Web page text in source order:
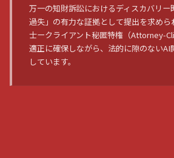
万一の知財訴訟におけるディスカバリ
過失」の有力な証拠として提出を求め
士ークライアント秘匿特権（Attorney-
適正に確保しながら、法的に隙のないAI
しています。